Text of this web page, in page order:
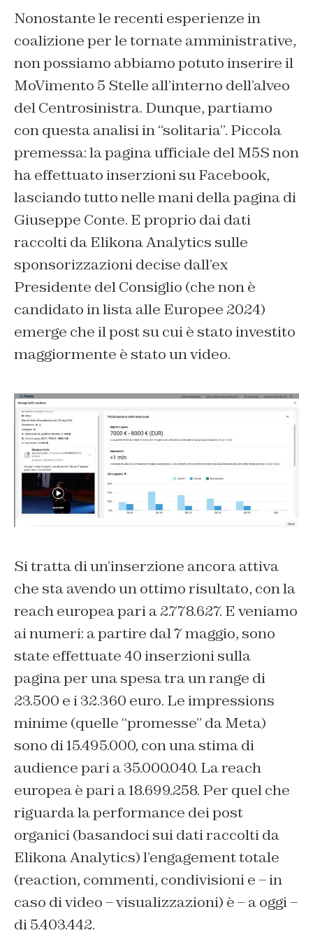
Nonostante le recenti esperienze in
coalizione per le tornate amministrative,
non possiamo abbiamo potuto inserire il
MoVimento 5 Stelle all’interno dell’alveo
del Centrosinistra. Dunque, partiamo
con questa analisi in “solitaria”. Piccola
premessa: la pagina ufficiale del M5S non
ha effettuato inserzioni su Facebook,
lasciando tutto nelle mani della pagina di
Giuseppe Conte. E proprio dai dati
raccolti da Elikona Analytics sulle
sponsorizzazioni decise dall’ex
Presidente del Consiglio (che non è
candidato in lista alle Europee 2024)
emerge che il post su cui è stato investito
maggiormente è stato un video.
Si tratta di un’inserzione ancora attiva
che sta avendo un ottimo risultato, con la
reach europea pari a 2.778.627. E veniamo
ai numeri: a partire dal 7 maggio, sono
state effettuate 40 inserzioni sulla
pagina per una spesa tra un range di
23.500 e i 32.360 euro. Le impressions
minime (quelle “promesse” da Meta)
sono di 15.495.000, con una stima di
audience pari a 35.000.040. La reach
europea è pari a 18.699.258. Per quel che
riguarda la performance dei post
organici (basandoci sui dati raccolti da
Elikona Analytics) l’engagement totale
(reaction, commenti, condivisioni e – in
caso di video – visualizzazioni) è – a oggi –
di 5.403.442.